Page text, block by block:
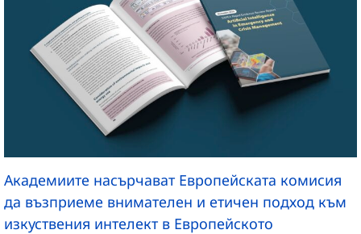
Академиите насърчават Европейската комисия
да възприеме внимателен и етичен подход към
изкуствения интелект в Европейското